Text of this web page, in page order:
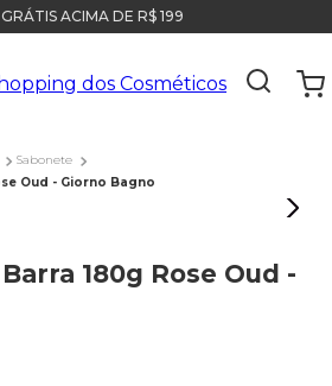
ACIMA DE R$ 199
Sabonete
Oud - Giorno Bagno
180g Rose Oud -